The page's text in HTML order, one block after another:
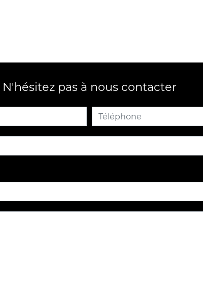
N'hésitez pas à nous contacter